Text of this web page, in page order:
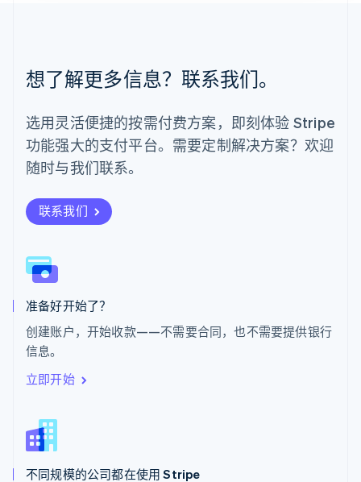
想了解更多信息？联系我们。
选用灵活便捷的按需付费方案，即刻体验 Stripe
功能强大的支付平台。需要定制解决方案？欢迎
随时与我们联系。
联系我们
准备好开始了？
创建账户，开始收款——不需要合同，也不需要提供银行
信息。
立即开始
不同规模的公司都在使用 Stripe
PortuguêsEnglish
日本
瑞典
SvenskaEnglish
瑞士
DeutschFrançaisItaliano
English
斯洛伐克
斯洛文尼亚
English
泰国
ไทยEnglish
English
西班牙
Español
新加坡
新西兰
English
匈牙利
English